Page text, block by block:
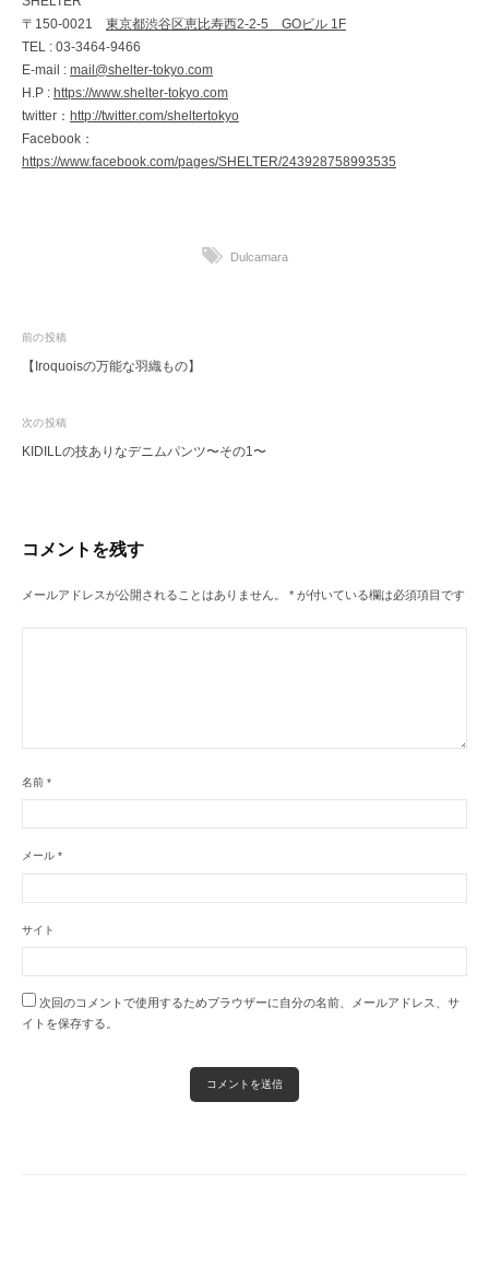
〒150-0021 東京都渋谷区恵比寿西2-2-5 GOビル 1F
TEL : 03-3464-9466
E-mail : mail@shelter-tokyo.com
H.P : https://www.shelter-tokyo.com
twitter： http://twitter.com/sheltertokyo
Facebook：
https://www.facebook.com/pages/SHELTER/243928758993535
Dulcamara
投
稿
ビ
ゲ
ョ
ン
前の投稿
【Iroquoisの万能な羽織もの】
次の投稿
KIDILLの技ありなデニムパンツ〜その1〜
コメントを残す
メールアドレスが公開されることはありません。 * が付いている欄は必須項目です
名前 *
メール *
サイト
次回のコメントで使用するためブラウザーに自分の名前、メールアドレス、サ
イトを保存する。